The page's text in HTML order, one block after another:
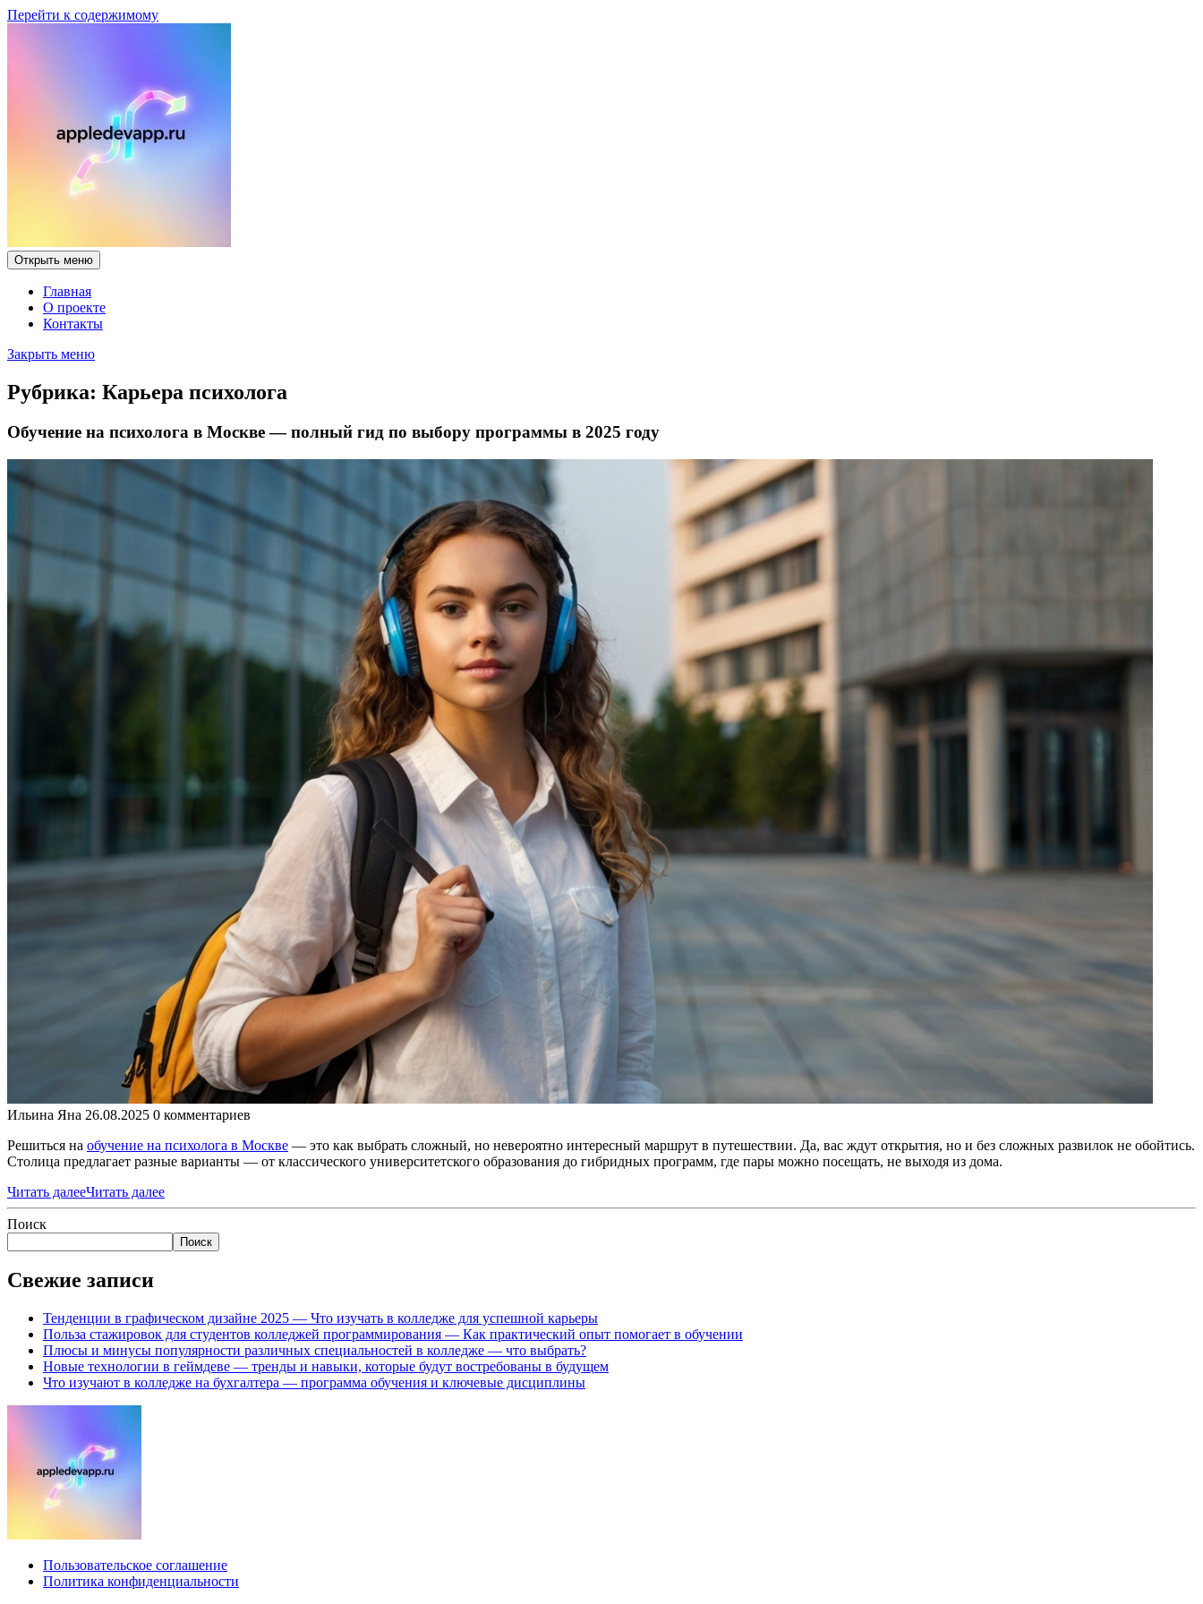
Перейти к содержимому
Открыть меню
Главная
О проекте
Контакты
Закрыть меню
Рубрика: Карьера психолога
Обучение на психолога в Москве — полный гид по выбору программы в 2025 году
Ильина Яна 26.08.2025 0 комментариев
Решиться на обучение на психолога в Москве — это как выбрать сложный, но невероятно интересный маршрут в путешествии. Да, вас ждут открытия, но и без сложных развилок не обойтись.
Столица предлагает разные варианты — от классического университетского образования до гибридных программ, где пары можно посещать, не выходя из дома.
Читать далееЧитать далее
Поиск
Поиск
Свежие записи
Тенденции в графическом дизайне 2025 — Что изучать в колледже для успешной карьеры
Польза стажировок для студентов колледжей программирования — Как практический опыт помогает в обучении
Плюсы и минусы популярности различных специальностей в колледже — что выбрать?
Новые технологии в геймдеве — тренды и навыки, которые будут востребованы в будущем
Что изучают в колледже на бухгалтера — программа обучения и ключевые дисциплины
Пользовательское соглашение
Политика конфиденциальности